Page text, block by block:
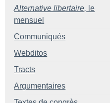
Alternative libertaire, le
mensuel
Communiqués
Webditos
Tracts
Argumentaires